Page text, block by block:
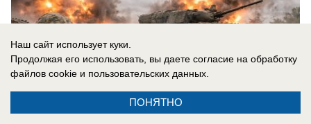
Наш сайт использует куки.
Продолжая его использовать, вы даете согласие на обработку
файлов cookie и пользовательских данных.
ПОНЯТНО